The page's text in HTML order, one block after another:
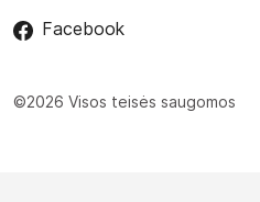
Facebook
©2026 Visos teisės saugomos